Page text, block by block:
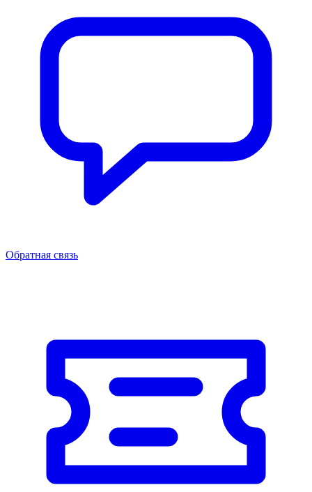
Обратная связь